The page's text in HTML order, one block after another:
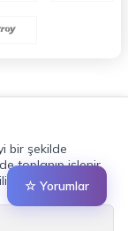
☆ Yorumlar
bir şekilde
toplanıp işlenir.
Politikamızı